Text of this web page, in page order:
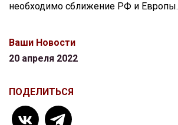
необходимо сближение РФ и Европы.
Ваши Новости
20 апреля 2022
ПОДЕЛИТЬСЯ